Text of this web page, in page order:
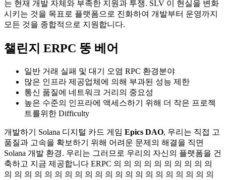
는 현재 개발 자체와 부족한 지원과 투쟁. SLV 이 현실을 변화
시키는 것을 목표로 플랫폼으로 진화하여 개발부터 운영까지
모든 것을 종합적으로 지원합니다.
챌린지 ERPC 뚱 베어
일반 거래 실패 및 대기 오염 RPC 환경분야
많은 인프라 제공업체에 의해 부과된 성능 제한
통신 품질에 네트워크 거리의 중요성
높은 수준의 인프라에 액세스하기 위해 더 작은 프로젝
트를위한 Difficulty
개발하기 Solana 디지털 카드 게임 Epics DAO, 우리는 직접 고
품질과 고속을 확보하기 위해 어려운 문제의 해결을 직면
Solana 개발 환경. 우리는 그러므로 우리의 자신의 플랫폼을 건
축하고 지금 제공합니다 ERPC 의 의 의 의 의 의 의 의 의 의
의 의 의 의 의 의 의 의 의 의 의 의 의 의 의 의 의 의 의 의 의